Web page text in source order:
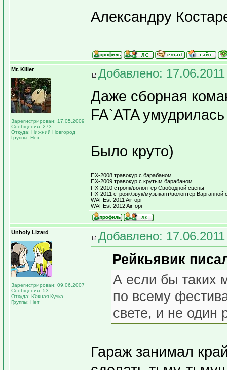
Александру
Mr. KIller
Зарегистрирован: 17.05.2009
Сообщения: 273
Откуда: Нижний Новгород
Группы: Нет
Добавлено:
Даже сборная
FA`ATA
Было круто)
ПХ-2008 травокур с барабаном
ПХ-2009 травокур с крутым барабаном
ПХ-2010 строяк/волонтер Свободной сцены
ПХ-2011 строяк/звук/музыкант/волонтер Варганной
WAFEst-2011 Air-орг
WAFEst-2012 Air-орг
Unholy Lizard
Зарегистрирован: 09.06.2007
Сообщения: 53
Откуда: Южная Кучка
Группы: Нет
Добавлено:
Рейкьявик
А если бы таких
по всему
свете, и не один
Гараж занимал